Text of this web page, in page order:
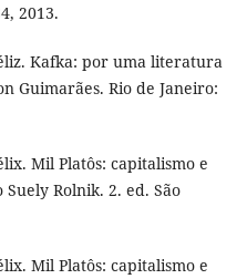
2013.
Kafka: por uma literatura
Guimarães. Rio de Janeiro:
Mil Platôs: capitalismo e
Rolnik. 2. ed. São
Mil Platôs: capitalismo e